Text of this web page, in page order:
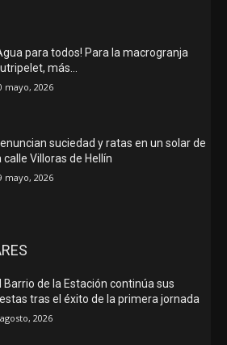
para todos! Para la macrogranja
más…
mayo, 2026
suciedad y ratas en un solar de
calle Villoras de Hellín
mayo, 2026
Barrio de la Estación continúa sus
tras el éxito de la primera jornada
2026